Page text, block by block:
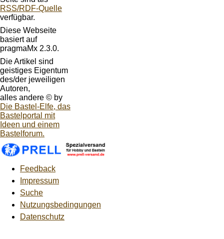
RSS/RDF-Quelle
verfügbar.
Diese Webseite
basiert auf
pragmaMx 2.3.0.
Die Artikel sind
geistiges Eigentum
des/der jeweiligen
Autoren,
alles andere © by
Die Bastel-Elfe, das
Bastelportal mit
Ideen und einem
Bastelforum.
Feedback
Impressum
Suche
Nutzungsbedingungen
Datenschutz